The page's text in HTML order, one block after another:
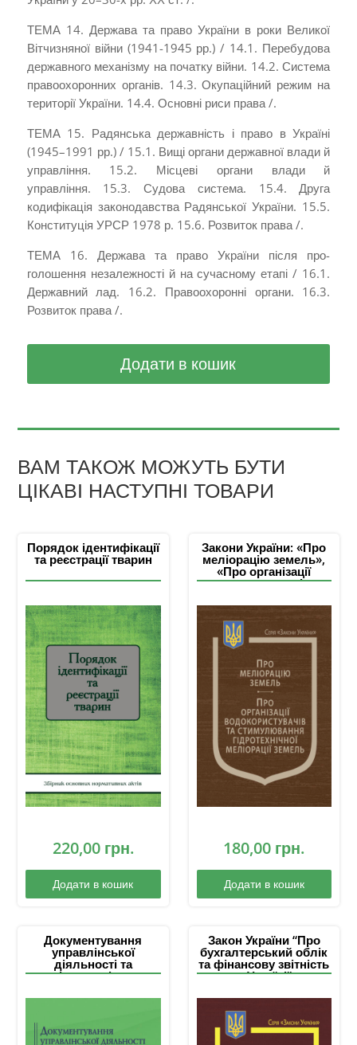
ТЕМА 14. Держава та право України в роки Великої
Вітчизняної війни (1941-1945 рр.) / 14.1. Перебудова
державного механізму на початку війни. 14.2. Система
правоохоронних органів. 14.3. Окупаційний режим на
території України. 14.4. Основні риси права /.
ТЕМА 15. Радянська державність і право в Україні
(1945–1991 рр.) / 15.1. Вищі органи державної влади й
управління. 15.2. Місцеві органи влади й
управління. 15.3. Судова система. 15.4. Друга
кодифікація законодавства Радянської­ України. 15.5.
Конституція УРСР 1978 р. 15.6. Розвиток права /.
ТЕМА 16. Держава та право України після про­
голошення незалежності й на сучас­ному етапі / 16.1.
Державний лад. 16.2. Правоохоронні органи. 16.3.
Розвиток права /.
Додати в кошик
ВАМ ТАКОЖ МОЖУТЬ БУТИ
ЦІКАВІ НАСТУПНІ ТОВАРИ
Порядок ідентифікації
та реєстрації тварин
220,00 грн.
Додати в кошик
Закони України: «Про
меліорацію земель»,
«Про організації
водокористувачів та
гідротехнічної
меліорації земель»
180,00 грн.
Додати в кошик
Документування
управлінської
діяльності та
Інструкція з
зверненнями
державної влади і
місцевого
Закон України “Про
бухгалтерський облік
та фінансову звітність
в Україні”